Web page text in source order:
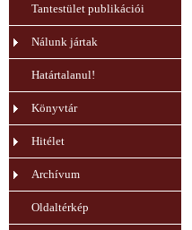
Tantestület publikációi
Nálunk jártak
Határtalanul!
Könyvtár
Hitélet
Archívum
Oldaltérkép